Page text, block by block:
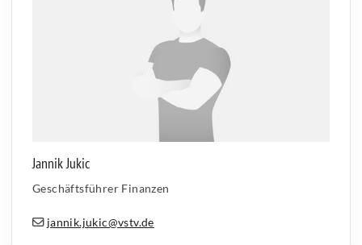
Jannik Jukic
Geschäftsführer Finanzen
jannik.jukic@vstv.de